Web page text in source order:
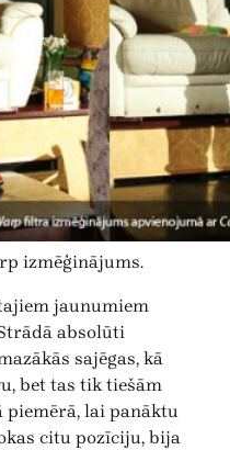
izmēģinājums.
jaunumiem
absolūti
sajēgas, kā
bet tas tik tiešām
piemērā, lai panāktu
citu pozīciju, bija